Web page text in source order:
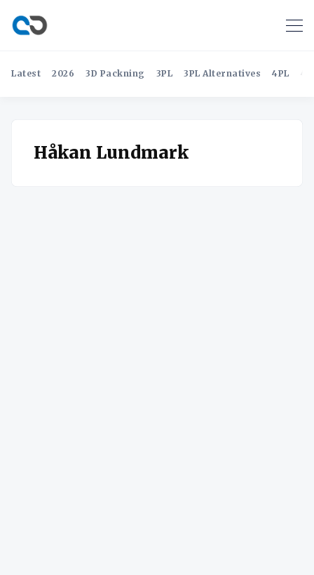
Latest 2026 3D Packning 3PL 3PL Alternatives 4PL
Håkan Lundmark